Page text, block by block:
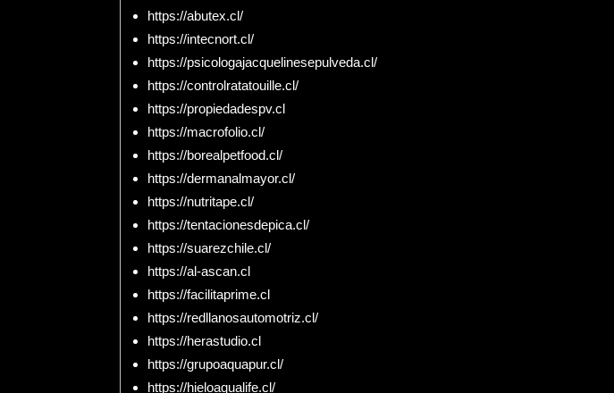
https://abutex.cl/
https://intecnort.cl/
https://psicologajacquelinesepulveda.cl/
https://controlratatouille.cl/
https://propiedadespv.cl
https://macrofolio.cl/
https://borealpetfood.cl/
https://dermanalmayor.cl/
https://nutritape.cl/
https://tentacionesdepica.cl/
https://suarezchile.cl/
https://al-ascan.cl
https://facilitaprime.cl
https://redllanosautomotriz.cl/
https://herastudio.cl
https://grupoaquapur.cl/
https://hieloaqualife.cl/